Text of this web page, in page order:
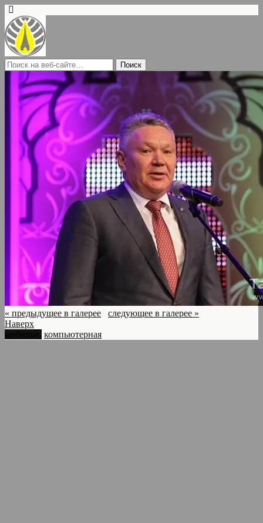
« предыдущее в галерее
следующее в галерее »
Наверх
компьютерная